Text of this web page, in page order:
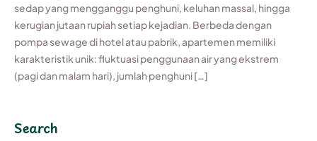
sedap yang mengganggu penghuni, keluhan massal, hingga
kerugian jutaan rupiah setiap kejadian. Berbeda dengan
pompa sewage di hotel atau pabrik, apartemen memiliki
karakteristik unik: fluktuasi penggunaan air yang ekstrem
(pagi dan malam hari), jumlah penghuni […]
Search